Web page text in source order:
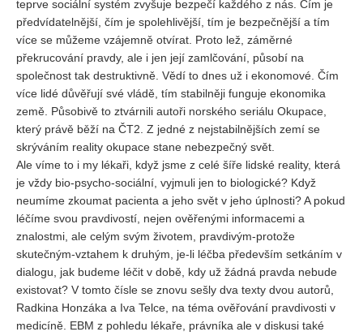
teprve sociální systém zvyšuje bezpečí každého z nás. Čím je
předvídatelnější, čím je spolehlivější, tím je bezpečnější a tím
více se můžeme vzájemně otvírat. Proto lež, záměrné
překrucování pravdy, ale i jen její zamlčování, působí na
společnost tak destruktivně. Vědí to dnes už i ekonomové. Čím
více lidé důvěřují své vládě, tím stabilněji funguje ekonomika
země. Působivě to ztvárnili autoři norského seriálu Okupace,
který právě běží na ČT2. Z jedné z nejstabilnějších zemí se
skrýváním reality okupace stane nebezpečný svět.
Ale víme to i my lékaři, když jsme z celé šíře lidské reality, která
je vždy bio-psycho-sociální, vyjmuli jen to biologické? Když
neumíme zkoumat pacienta a jeho svět v jeho úplnosti? A pokud
léčíme svou pravdivostí, nejen ověřenými informacemi a
znalostmi, ale celým svým životem, pravdivým-protože
skutečným-vztahem k druhým, je-li léčba především setkáním v
dialogu, jak budeme léčit v době, kdy už žádná pravda nebude
existovat? V tomto čísle se znovu sešly dva texty dvou autorů,
Radkina Honzáka a Iva Telce, na téma ověřování pravdivosti v
medicíně. EBM z pohledu lékaře, právníka ale v diskusi také